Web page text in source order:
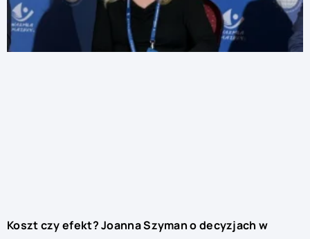
Koszt czy efekt? Joanna Szyman o decyzjach w